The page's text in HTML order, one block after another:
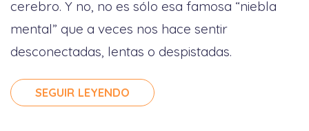
cerebro. Y no, no es sólo esa famosa “niebla
mental” que a veces nos hace sentir
desconectadas, lentas o despistadas.
SEGUIR LEYENDO